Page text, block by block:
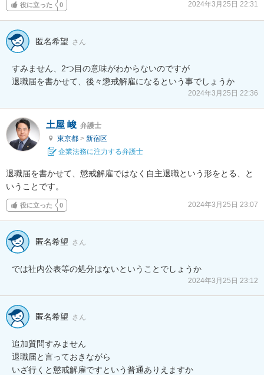
役に立った 0 2024年3月25日 22:31
匿名希望 さん
すみません、2つ目の意味がわからないのですが
退職届を書かせて、後々懲戒解雇になるという事でしょうか
2024年3月25日 22:36
土屋 峻 弁護士
東京都 > 新宿区
企業法務に注力する弁護士
退職届を書かせて、懲戒解雇ではなく自主退職という形をとる、と
いうことです。
役に立った 0 2024年3月25日 23:07
匿名希望 さん
では社内公表等の処分はないということでしょうか
2024年3月25日 23:12
匿名希望 さん
追加質問すみません
退職届と言っておきながら
いざ行くと懲戒解雇ですという普通ありえますか